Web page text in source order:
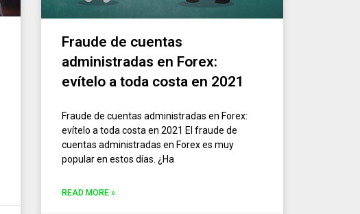
Fraude de cuentas
administradas en Forex:
evítelo a toda costa en 2021
Fraude de cuentas administradas en Forex:
evítelo a toda costa en 2021 El fraude de
cuentas administradas en Forex es muy
popular en estos días. ¿Ha
READ MORE »